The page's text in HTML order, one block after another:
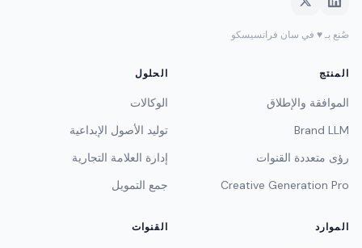
صُنع بـ ♥ في سان فرانسيسكو
المنتج
الموافقة والإطلاق
Brand LLM
رؤى متعددة القنوات
Creative Generation Pro
الحلول
الوكالات
توليد الأصول الإبداعية
إدارة العلامة التجارية
جمع التمويل
الموارد القنوات